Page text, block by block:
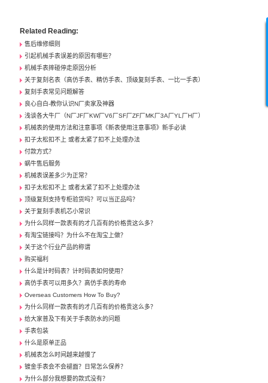
Related Reading:
售后维修细则
引起机械手表误差的原因有哪些？
机械手表摔碰停走原因分析
关于复刻名表（高仿手表、精仿手表、顶级复刻手表、一比一手表）
复刻手表常见问题解答
良心自白-教你认识N厂卖家及神器
浅谈各大牛厂（N厂JF厂KW厂V6厂SF厂ZF厂MK厂3A厂YL厂H厂）
机械表的使用方法和注意事项《新表使用注意事项》新手必读
扣子太松扣不上 或者太紧了扣不上处理办法
付款方式？
蜗牛售后服务
机械表误差多少为正常？
扣子太松扣不上 或者太紧了扣不上处理办法
顶级复刻支持专柜验货吗？可以当正品吗？
关于复刻手表机芯小常识
为什么同样一款表有的才几百有的价格贵这么多？
有淘宝链接吗？为什么不在淘宝上做？
关于这个行业产品的称谓
购买福利
什么是计时码表？计时码表如何使用？
高仿手表可以用多久？高仿手表的寿命
Overseas Customers How To Buy?
为什么同样一款表有的才几百有的价格贵这么多？
给大家普及下有关于手表防水的问题
手表包装
什么是原单正品
机械表怎么时间越来越慢了
镀金手表会不会褪面？日常怎么保养？
为什么部分我想要的款式没有？